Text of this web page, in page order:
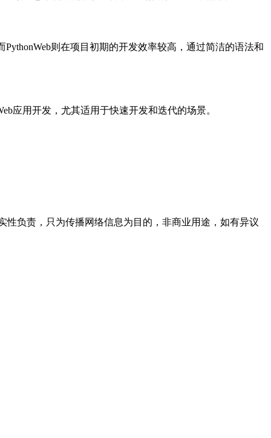
则在项目初期的开发效率较高，通过简洁的语法和
应用开发，尤其适用于快速开发和迭代的场景。
负责，只为传播网络信息为目的，非商业用途，如有异议